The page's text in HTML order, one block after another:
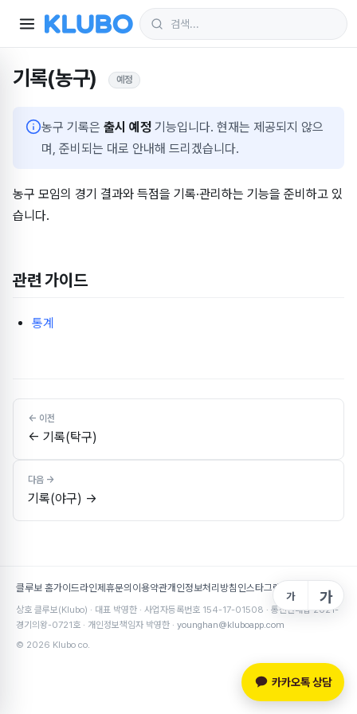
기록(농구) 예정
농구 기록은 출시 예정 기능입니다. 현재는 제공되지 않으
며, 준비되는 대로 안내해 드리겠습니다.
농구 모임의 경기 결과와 득점을 기록·관리하는 기능을 준비하고 있
습니다.
관련 가이드
통계
← 기록(탁구)
기록(야구) →
클루보 홈가이드라인제휴문의 이용약관개인정보처리방침 인스타그램
상호 클루보(Klubo) · 대표 박영한 · 사업자등록번호 154-17-01508 · 통신판매업 2021-
경기의왕-0721호 · 개인정보책임자 박영한 · younghan@kluboapp.com
© 2026 Klubo co.
카카오톡 상담
가 가